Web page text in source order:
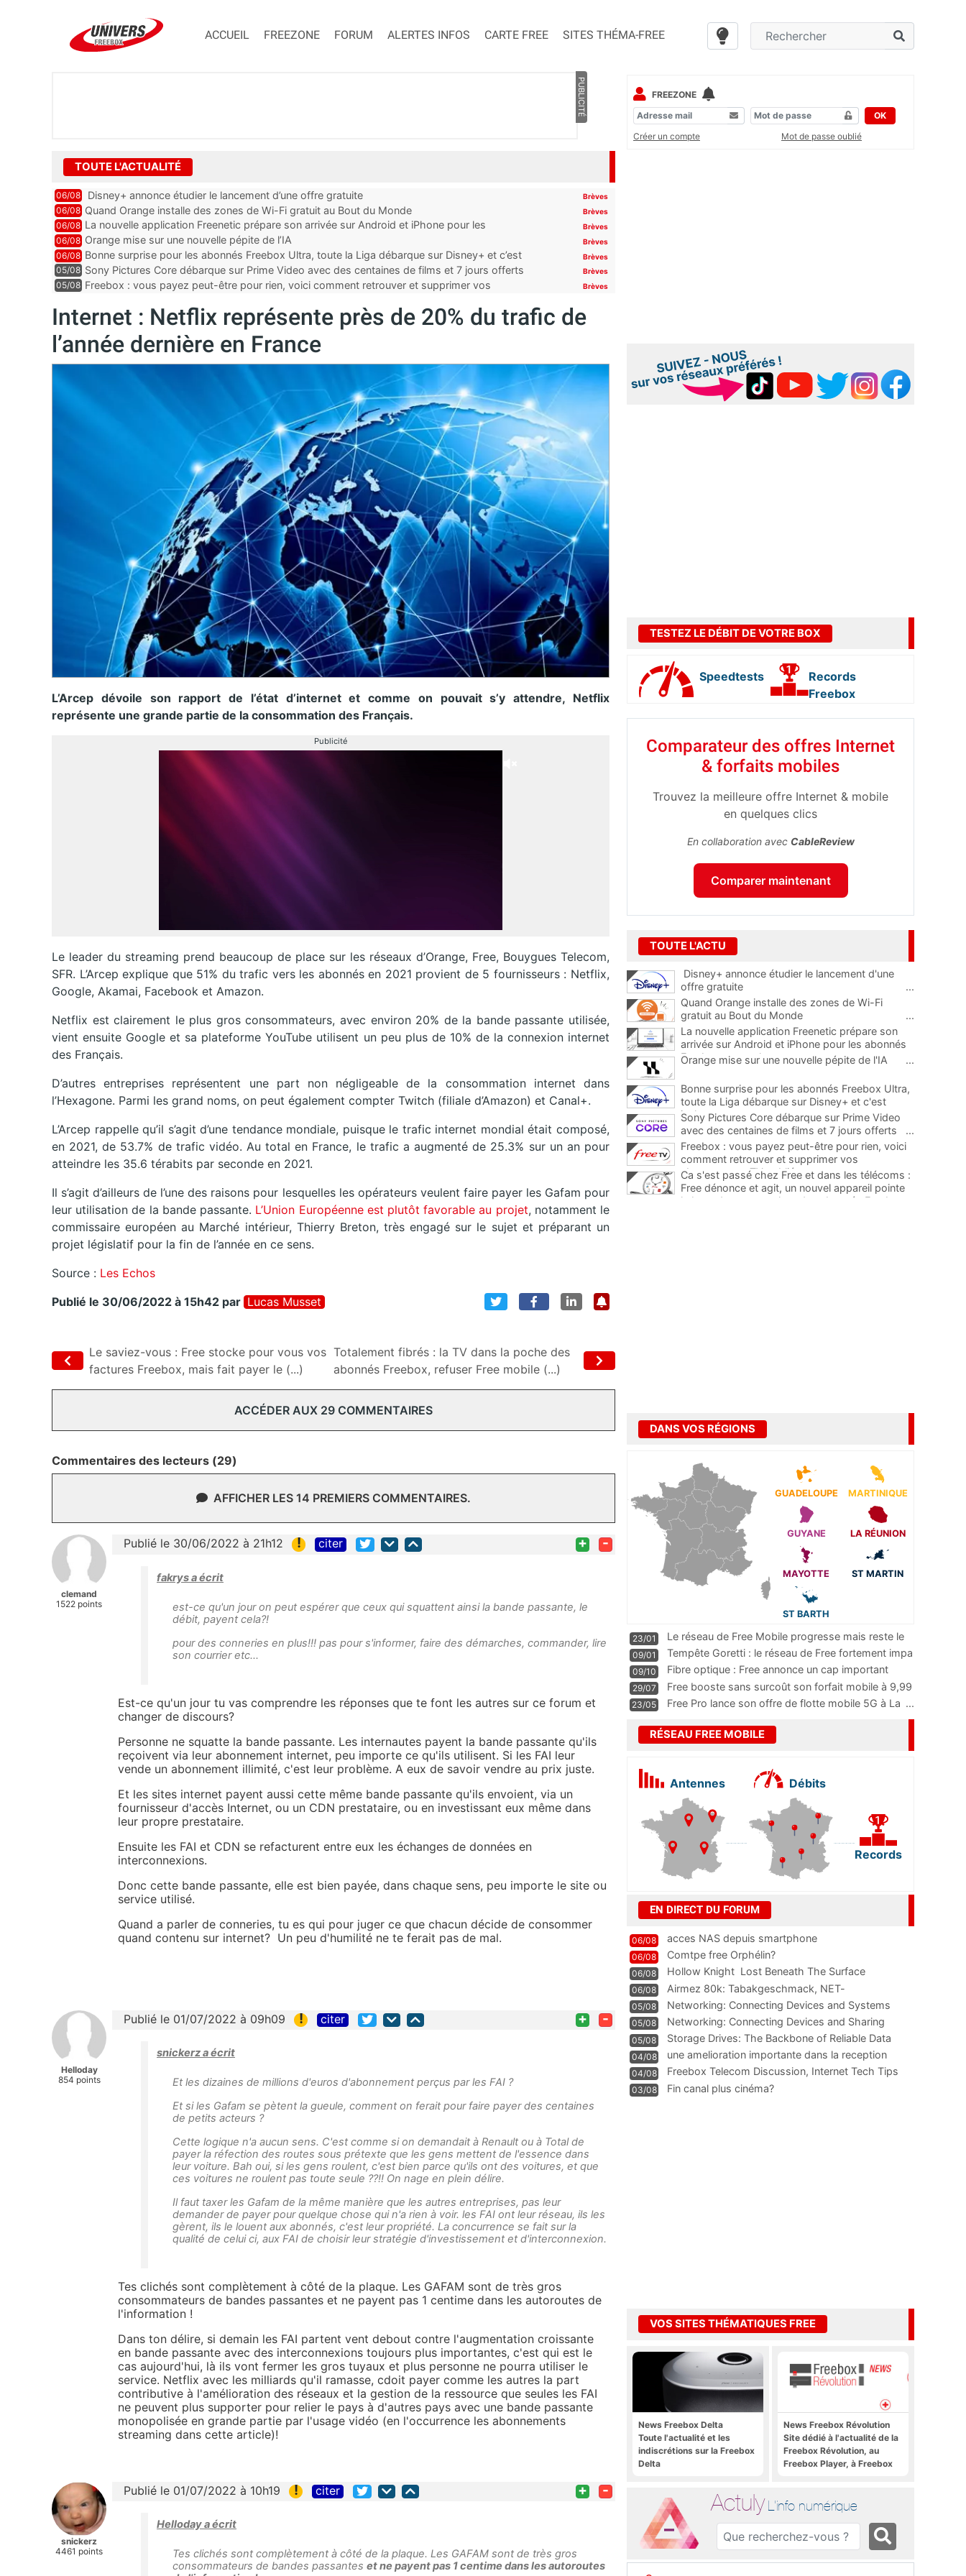
ACCUEIL FREEZONE FORUM ALERTES INFOS CARTE FREE SITES THÉMA-FREE
PUBLICITÉ
TOUTE L'ACTUALITÉ
06/08 Disney+ annonce étudier le lancement d’une offre gratuite Brèves
06/08 Quand Orange installe des zones de Wi-Fi gratuit au Bout du Monde Brèves
06/08 La nouvelle application Freenetic prépare son arrivée sur Android et iPhone pour les
abonnés Freebox, testez la
Brèves
06/08 Orange mise sur une nouvelle pépite de l’IA Brèves
06/08 Bonne surprise pour les abonnés Freebox Ultra, toute la Liga débarque sur Disney+ et c’est
inclus
Brèves
05/08 Sony Pictures Core débarque sur Prime Video avec des centaines de films et 7 jours offerts Brèves
05/08 Freebox : vous payez peut-être pour rien, voici comment retrouver et supprimer vos
Brèves
Internet : Netflix représente près de 20% du trafic de
l’année dernière en France
L’Arcep dévoile son rapport de l’état d’internet et comme on pouvait s’y attendre, Netflix
représente une grande partie de la consommation des Français.
Publicité
Le leader du streaming prend beaucoup de place sur les réseaux d’Orange, Free, Bouygues Telecom,
SFR. L’Arcep explique que 51% du trafic vers les abonnés en 2021 provient de 5 fournisseurs : Netflix,
Google, Akamai, Facebook et Amazon.
Netflix est clairement le plus gros consommateurs, avec environ 20% de la bande passante utilisée,
vient ensuite Google et sa plateforme YouTube utilisent un peu plus de 10% de la connexion internet
des Français.
D’autres entreprises représentent une part non négligeable de la consommation internet dans
l’Hexagone. Parmi les grand noms, on peut également compter Twitch (filiale d’Amazon) et Canal+.
L’Arcep rappelle qu’il s’agit d’une tendance mondiale, puisque le trafic internet mondial était composé,
en 2021, de 53.7% de trafic vidéo. Au total en France, le trafic a augmenté de 25.3% sur un an pour
atteindre les 35.6 térabits par seconde en 2021.
Il s’agit d’ailleurs de l’une des raisons pour lesquelles les opérateurs veulent faire payer les Gafam pour
leur utilisation de la bande passante. L’Union Européenne est plutôt favorable au projet, notamment le
commissaire européen au Marché intérieur, Thierry Breton, très engagé sur le sujet et préparant un
projet législatif pour la fin de l’année en ce sens.
Source : Les Echos
Publié le 30/06/2022 à 15h42 par Lucas Musset
Le saviez-vous : Free stocke pour vous vos
factures Freebox, mais fait payer le (...)
Totalement fibrés : la TV dans la poche des
abonnés Freebox, refuser Free mobile (...)
ACCÉDER AUX 29 COMMENTAIRES
Commentaires des lecteurs (29)
AFFICHER LES 14 PREMIERS COMMENTAIRES.
clemand
1522 points
Publié le 30/06/2022 à 21h12 ! citer + -
fakrys a écrit
est-ce qu'un jour on peut espérer que ceux qui squattent ainsi la bande passante, le
débit, payent cela?!
pour des conneries en plus!!! pas pour s'informer, faire des démarches, commander, lire
son courrier etc...
Est-ce qu'un jour tu vas comprendre les réponses que te font les autres sur ce forum et
changer de discours?
Personne ne squatte la bande passante. Les internautes payent la bande passante qu'ils
reçoivent via leur abonnement internet, peu importe ce qu'ils utilisent. Si les FAI leur
vende un abonnement illimité, c'est leur problème. A eux de savoir vendre au prix juste.
Et les sites internet payent aussi cette même bande passante qu'ils envoient, via un
fournisseur d'accès Internet, ou un CDN prestataire, ou en investissant eux même dans
leur propre prestataire.
Ensuite les FAI et CDN se refacturent entre eux les échanges de données en
interconnexions.
Donc cette bande passante, elle est bien payée, dans chaque sens, peu importe le site ou
service utilisé.
Quand a parler de conneries, tu es qui pour juger ce que chacun décide de consommer
quand contenu sur internet? Un peu d'humilité ne te ferait pas de mal.
Helloday
854 points
Publié le 01/07/2022 à 09h09 ! citer + -
snickerz a écrit
Et les dizaines de millions d'euros d'abonnement perçus par les FAI ?
Et si les Gafam se pètent la gueule, comment on ferait pour faire payer des centaines
de petits acteurs ?
Cette logique n'a aucun sens. C'est comme si on demandait à Renault ou à Total de
payer la réfection des routes sous prétexte que les gens mettent de l'essence dans
leur voiture. Bah oui, si les gens roulent, c'est bien parce qu'ils ont des voitures, et que
ces voitures ne roulent pas toute seule ??!! On nage en plein délire.
Il faut taxer les Gafam de la même manière que les autres entreprises, pas leur
demander de payer pour quelque chose qui n'a rien à voir. les FAI ont leur réseau, ils les
gèrent, ils le louent aux abonnés, c'est leur propriété. La concurrence se fait sur la
qualité de celui ci, aux FAI de choisir leur stratégie d'investissement et d'interconnexion.
Tes clichés sont complètement à côté de la plaque. Les GAFAM sont de très gros
consommateurs de bandes passantes et ne payent pas 1 centime dans les autoroutes de
l'information !
Dans ton délire, si demain les FAI partent vent debout contre l'augmentation croissante
en bande passante avec des interconnexions toujours plus importantes, c'est qui est le
cas aujourd'hui, là ils vont fermer les gros tuyaux et plus personne ne pourra utiliser le
service. Netflix avec les milliards qu'il ramasse, cdoit payer comme les autres la part
contributive à l'amélioration des réseaux et la gestion de la ressource que seules les FAI
ne peuvent plus supporter pour relier le pays à d'autres pays avec une bande passante
monopolisée en grande partie par l'usage vidéo (en l'occurrence les abonnements
streaming dans cette article)!
snickerz
4461 points
Publié le 01/07/2022 à 10h19 ! citer + -
Helloday a écrit
Tes clichés sont complètement à côté de la plaque. Les GAFAM sont de très gros
consommateurs de bandes passantes et ne payent pas 1 centime dans les autoroutes
FREEZONE
OK
Créer un compte
Mot de passe oublié
TESTEZ LE DÉBIT DE VOTRE BOX
Speedtests
Records
Freebox
Comparateur des offres Internet
& forfaits mobiles
Trouvez la meilleure offre Internet & mobile
en quelques clics
En collaboration avec CableReview
Comparer maintenant
TOUTE L'ACTU
Disney+ annonce étudier le lancement d'une
offre gratuite
...
Quand Orange installe des zones de Wi-Fi
gratuit au Bout du Monde
...
La nouvelle application Freenetic prépare son
arrivée sur Android et iPhone pour les abonnés
Freebox, testez la
Orange mise sur une nouvelle pépite de l'IA ...
Bonne surprise pour les abonnés Freebox Ultra,
toute la Liga débarque sur Disney+ et c'est
inclus
Sony Pictures Core débarque sur Prime Video
avec des centaines de films et 7 jours offerts
...
Freebox : vous payez peut-être pour rien, voici
comment retrouver et supprimer vos
abonnements TV oubliés
...
Ca s'est passé chez Free et dans les télécoms :
Free dénonce et agit, un nouvel appareil pointe
le bout de son nez chez des abonnés Freebox...
DANS VOS RÉGIONS
GUADELOUPE MARTINIQUE
GUYANE LA RÉUNION
MAYOTTE ST MARTIN
ST BARTH
23/01
Le réseau de Free Mobile progresse mais reste le
m
...
09/01
Tempête Goretti : le réseau de Free fortement impa
09/10
Fibre optique : Free annonce un cap important
pass
...
29/07
Free booste sans surcoût son forfait mobile à 9,99
23/05 Free Pro lance son offre de flotte mobile 5G à La ...
RÉSEAU FREE MOBILE
Antennes Débits
Records
EN DIRECT DU FORUM
06/08 acces NAS depuis smartphone
06/08 Comtpe free Orphélin?
06/08 Hollow Knight  Lost Beneath The Surface
06/08
Airmez 80k: Tabakgeschmack, NET-
Technologie und Leistung im
05/08 Networking: Connecting Devices and Systems
05/08
Networking: Connecting Devices and Sharing
Information
05/08
Storage Drives: The Backbone of Reliable Data
Management
04/08
une amelioration importante dans la reception
WIFI
04/08
Freebox Telecom Discussion, Internet Tech Tips
Communi
03/08 Fin canal plus cinéma?
VOS SITES THÉMATIQUES FREE
News Freebox Delta
Toute l'actualité et les
indiscrétions sur la Freebox
Delta
News Freebox Révolution
Site dédié à l'actualité de la
Freebox Révolution, au
Freebox Player, à Freebox
Actuly L'info numérique